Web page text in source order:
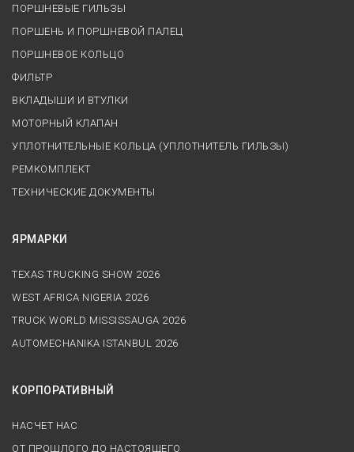
ПОРШНЕВЫЕ ГИЛЬЗЫ
ПОРШЕНЬ И ПОРШНЕВОЙ ПАЛЕЦ
ПОРШНЕВОЕ КОЛЬЦО
ФИЛЬТР
ВКЛАДЫШИ И ВТУЛКИ
МОТОРНЫЙ КЛАПАН
УПЛОТНИТЕЛЬНЫЕ КОЛЬЦА (УПЛОТНИТЕЛЬ ГИЛЬЗЫ)
РЕМКОМПЛЕКТ
ТЕХНИЧЕСКИЕ ДОКУМЕНТЫ
ЯРМАРКИ
TEXAS TRUCKING SHOW 2026
WEST AFRICA NIGERIA 2026
TRUCK WORLD MISSISSAUGA 2026
AUTOMECHANIKA ISTANBUL 2026
КОРПОРАТИВНЫЙ
НАСЧЕТ НАС
ОТ ПРОШЛОГО ДО НАСТОЯЩЕГО